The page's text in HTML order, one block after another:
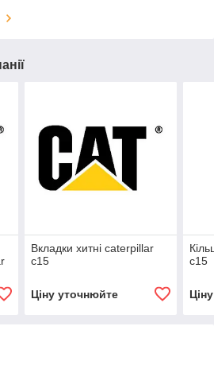
Вкладки хитні caterpillar
c15
Ціну уточнюйте
c15